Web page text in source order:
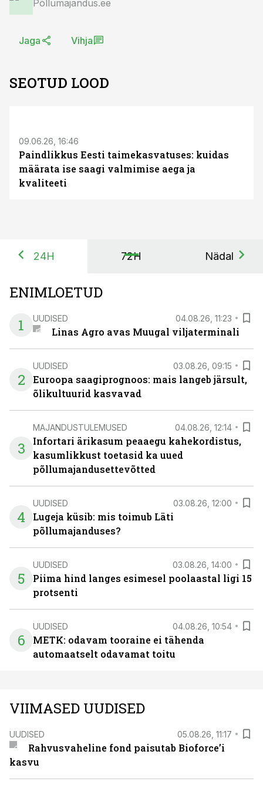
Põllumajandus.ee
Jaga Vihja
SEOTUD LOOD
09.06.26, 16:46
Paindlikkus Eesti taimekasvatuses: kuidas
määrata ise saagi valmimise aega ja
kvaliteeti
24H 72H Nädal
ENIMLOETUD
1
UUDISED 04.08.26, 11:23
Linas Agro avas Muugal viljaterminali
2
UUDISED 03.08.26, 09:15
Euroopa saagiprognoos: mais langeb järsult,
õlikultuurid kasvavad
3
MAJANDUSTULEMUSED 04.08.26, 12:14
Infortari ärikasum peaaegu kahekordistus,
kasumlikkust toetasid ka uued
põllumajandusettevõtted
4
UUDISED 03.08.26, 12:00
Lugeja küsib: mis toimub Läti
põllumajanduses?
5
UUDISED 03.08.26, 14:00
Piima hind langes esimesel poolaastal ligi 15
protsenti
6
UUDISED 04.08.26, 10:54
METK: odavam tooraine ei tähenda
automaatselt odavamat toitu
VIIMASED UUDISED
UUDISED 05.08.26, 11:17
Rahvusvaheline fond paisutab Bioforce’i
kasvu